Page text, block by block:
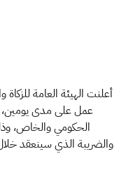
عمل على مدى يومين،
الحكومي والخاص،